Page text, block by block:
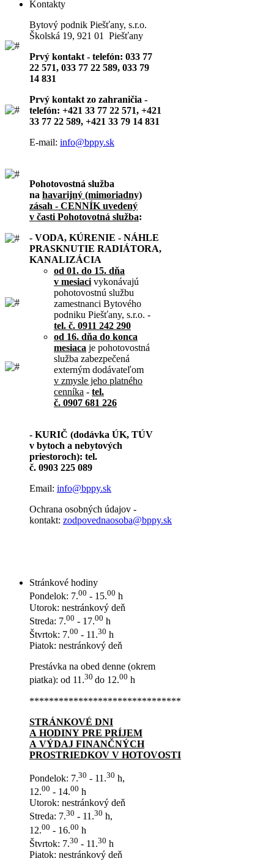
Kontakty
Bytový podnik Piešťany, s.r.o.
Školská 19, 921 01 Piešťany
Prvý kontakt - telefón: 033 77
22 571, 033 77 22 589, 033 79
14 831
Prvý kontakt zo zahraničia -
telefón: +421 33 77 22 571, +421
33 77 22 589, +421 33 79 14 831
E-mail: info@bppy.sk
Pohotovostná služba
na havarijný (mimoriadny)
zásah - CENNÍK uvedený
v časti Pohotovotná služba:
- VODA, KÚRENIE - NÁHLE
PRASKNUTIE RADIÁTORA,
KANALIZÁCIA
od 01. do 15. dňa
v mesiaci vykonávajú
pohotovostnú službu
zamestnanci Bytového
podniku Piešťany, s.r.o. -
tel. č. 0911 242 290
od 16. dňa do konca
mesiaca je pohotovostná
služba zabezpečená
externým dodávateľom
v zmysle jeho platného
cenníka - tel.
č. 0907 681 226
- KURIČ (dodávka ÚK, TÚV
v bytoch a nebytových
priestoroch): tel.
č. 0903 225 089
Email: info@bppy.sk
Ochrana osobných údajov -
kontakt: zodpovednaosoba@bppy.sk
Stránkové hodiny
Pondelok: 7.00 - 15.00 h
Utorok: nestránkový deň
Streda: 7.00 - 17.00 h
Štvrtok: 7.00 - 11.30 h
Piatok: nestránkový deň
Prestávka na obed denne (okrem
piatka): od 11.30 do 12.00 h
*******************************
STRÁNKOVÉ DNI
A HODINY PRE PRÍJEM
A VÝDAJ FINANČNÝCH
PROSTRIEDKOV V HOTOVOSTI
Pondelok: 7.30 - 11.30 h,
12.00 - 14.00 h
Utorok: nestránkový deň
Streda: 7.30 - 11.30 h,
12.00 - 16.00 h
Štvrtok: 7.30 - 11.30 h
Piatok: nestránkový deň